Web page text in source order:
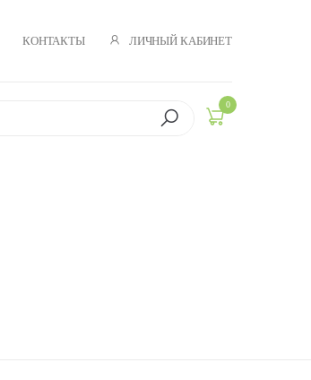
КОНТАКТЫ ЛИЧНЫЙ КАБИНЕТ
0